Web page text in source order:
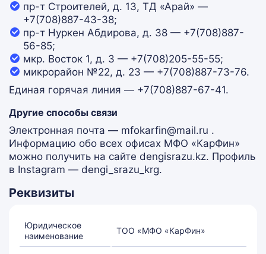
пр-т Строителей, д. 13, ТД «Арай» —
+7(708)887-43-38;
пр-т Нуркен Абдирова, д. 38 — +7(708)887-
56-85;
мкр. Восток 1, д. 3 — +7(708)205-55-55;
микрорайон №22, д. 23 — +7(708)887-73-76.
Единая горячая линия — +7(708)887-67-41.
Другие способы связи
Электронная почта — mfokarfin@mail.ru .
Информацию обо всех офисах МФО «КарФин»
можно получить на сайте dengisrazu.kz. Профиль
в Instagram — dengi_srazu_krg.
Реквизиты
Юридическое
наименование
ТОО «МФО «КарФин»